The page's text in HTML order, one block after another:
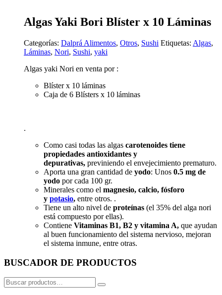
Algas Yaki Bori Blíster x 10 Láminas
Categorías: Dalprá Alimentos, Otros, Sushi Etiquetas: Algas,
Láminas, Nori, Sushi, yaki
Algas yaki Nori en venta por :
Blíster x 10 láminas
Caja de 6 Blísters x 10 láminas
.
Como casi todas las algas carotenoides tiene
propiedades antioxidantes y
depurativas, previniendo el envejecimiento prematuro.
Aporta una gran cantidad de yodo: Unos 0.5 mg de
yodo por cada 100 gr.
Minerales como el magnesio, calcio, fósforo
y potasio, entre otros. .
Tiene un alto nivel de proteínas (el 35% del alga nori
está compuesto por ellas).
Contiene Vitaminas B1, B2 y vitamina A, que ayudan
al buen funcionamiento del sistema nervioso, mejoran
el sistema inmune, entre otras.
BUSCADOR DE PRODUCTOS
Buscar
por: